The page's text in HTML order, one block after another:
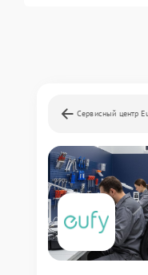
Сервисный центр